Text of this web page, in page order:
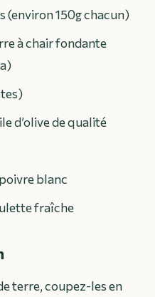
(environ 150g chacun)
à chair fondante
d’olive de qualité
blanc
fraîche
terre, coupez-les en